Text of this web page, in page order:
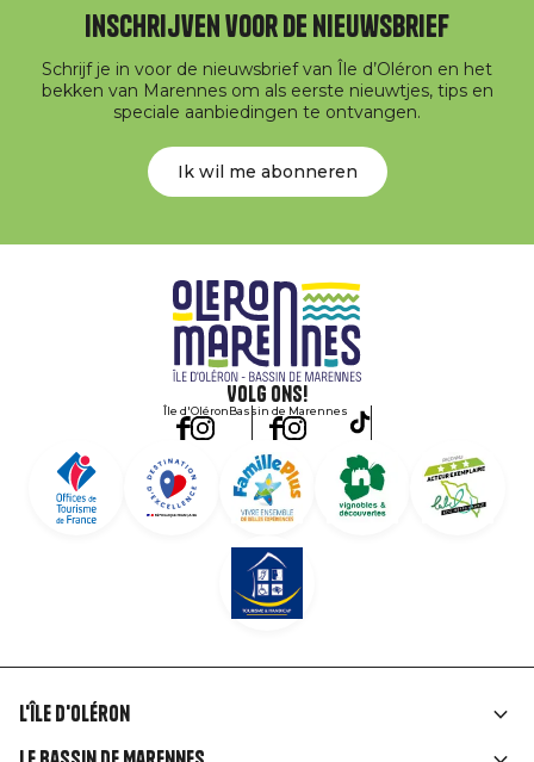
Inschrijven voor de nieuwsbrief
Schrijf je in voor de nieuwsbrief van Île d’Oléron en het
bekken van Marennes om als eerste nieuwtjes, tips en
speciale aanbiedingen te ontvangen.
Ik wil me abonneren
Volg ons!
Île d'OléronBassin de Marennes
Liens
L'île d'Oléron